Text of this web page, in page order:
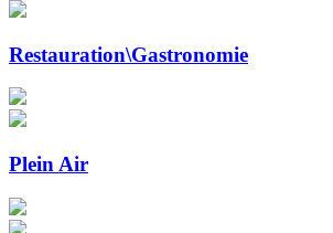
Restauration\Gastronomie
Plein Air